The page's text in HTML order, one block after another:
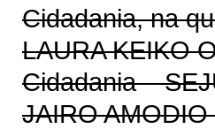
Cidadania, na
LAURA KEIKO
Cidadania –
JAIRO